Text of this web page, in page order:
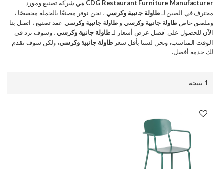
CDG Restaurant Furniture Manufacturer هي شركة تصنيع ومورد
محترف في الصين لـطاولة جانبية وكرسي ، نحن نوفر مصنعًا بالجملة مخصصًا ،
وملصق خاصطاولة جانبية وكرسيوطاولة جانبية وكرسي عقد تصنيع ، اتصل بنا
الآن للحصول على أفضل عرض أسعار لـطاولة جانبية وكرسي ، وسوف نرد في
الوقت المناسب، ونحن لسنا بأقل سعرطاولة جانبية وكرسي، ولكن سوف نقدم
لك خدمة أفضل.
1 نتيجة